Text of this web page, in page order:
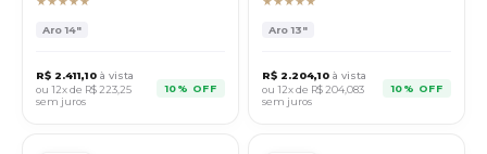
Aro14"
R$ 2.411,10 à vista
ou 12x de R$ 223,25
sem juros
10% OFF
Aro13"
R$ 2.204,10 à vista
ou 12x de R$ 204,083
sem juros
10% OFF